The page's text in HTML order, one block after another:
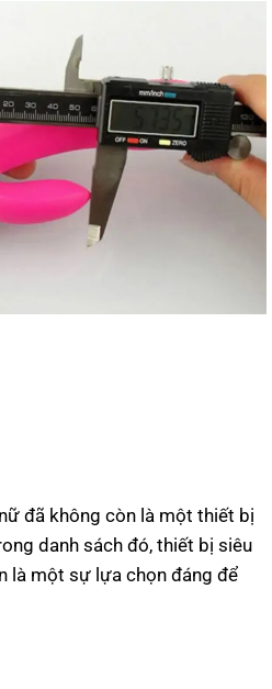
đã không còn là một thiết bị
danh sách đó, thiết bị siêu
là một sự lựa chọn đáng để